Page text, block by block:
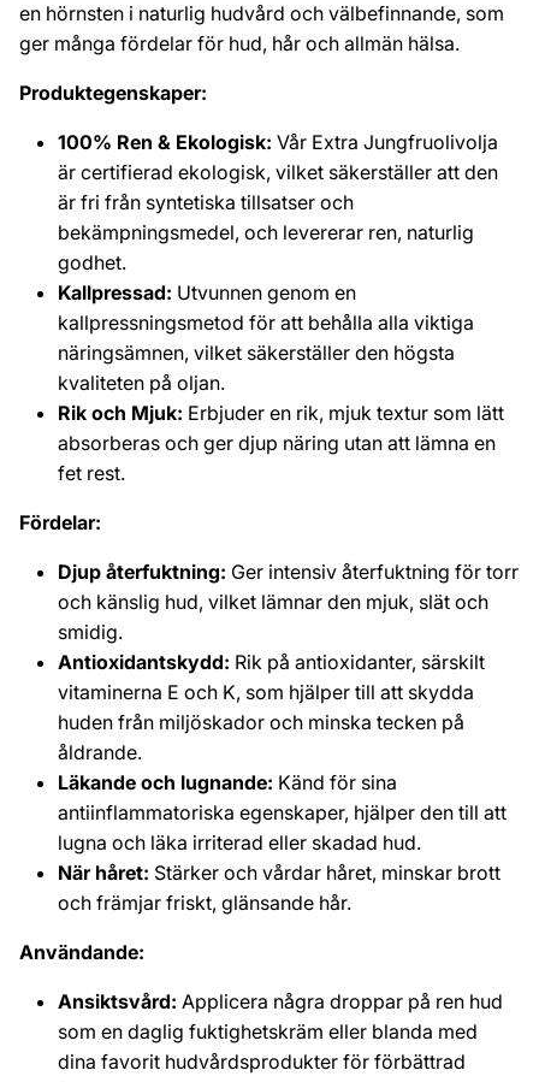
en hörnsten i naturlig hudvård och välbefinnande, som
ger många fördelar för hud, hår och allmän hälsa.
Produktegenskaper:
100% Ren & Ekologisk: Vår Extra Jungfruolivolja
är certifierad ekologisk, vilket säkerställer att den
är fri från syntetiska tillsatser och
bekämpningsmedel, och levererar ren, naturlig
godhet.
Kallpressad: Utvunnen genom en
kallpressningsmetod för att behålla alla viktiga
näringsämnen, vilket säkerställer den högsta
kvaliteten på oljan.
Rik och Mjuk: Erbjuder en rik, mjuk textur som lätt
absorberas och ger djup näring utan att lämna en
fet rest.
Fördelar:
Djup återfuktning: Ger intensiv återfuktning för torr
och känslig hud, vilket lämnar den mjuk, slät och
smidig.
Antioxidantskydd: Rik på antioxidanter, särskilt
vitaminerna E och K, som hjälper till att skydda
huden från miljöskador och minska tecken på
åldrande.
Läkande och lugnande: Känd för sina
antiinflammatoriska egenskaper, hjälper den till att
lugna och läka irriterad eller skadad hud.
När håret: Stärker och vårdar håret, minskar brott
och främjar friskt, glänsande hår.
Användande:
Ansiktsvård: Applicera några droppar på ren hud
som en daglig fuktighetskräm eller blanda med
dina favorit hudvårdsprodukter för förbättrad